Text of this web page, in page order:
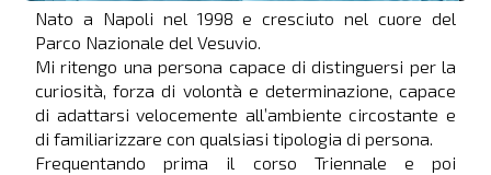
Nato a Napoli nel 1998 e cresciuto nel cuore del
Parco Nazionale del Vesuvio.
Mi ritengo una persona capace di distinguersi per la
curiosità, forza di volontà e determinazione, capace
di adattarsi velocemente all’ambiente circostante e
di familiarizzare con qualsiasi tipologia di persona.
Frequentando prima il corso Triennale e poi